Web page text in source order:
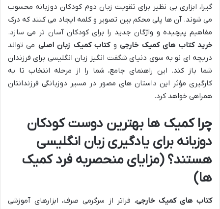
گیرا، ابزاری بی نظیر برای تقویت زبان دوم کودکان دوزبانه محسوب
می شوند. آن ها پلی محکم بین تصویر و کلمه ایجاد می کنند که درک
مفاهیم پیچیده و واژگان جدید را برای کودکان آسان تر می سازد.
خرید کتاب های کمیک خارجیوکتاب کمیک زبان اصلی می تواند
دریچه ای نو به سوی دنیای شگفت انگیز زبان انگلیسی برای فرزندان
شما باز کند. این راهنمای جامع، شما را از مرحله انتخاب تا به
کارگیری مؤثر این داستان های مصور در مسیر دوزبانگی فرزندانتان
همراهی خواهد کرد.
چرا کمیک ها بهترین دوست کودکان
دوزبانه برای یادگیری زبان انگلیسی
هستند؟ (مزایای منحصربه فرد کمیک
ها)
کتاب های کمیک خارجی، فراتر از سرگرمی صرف، ابزارهای آموزشی